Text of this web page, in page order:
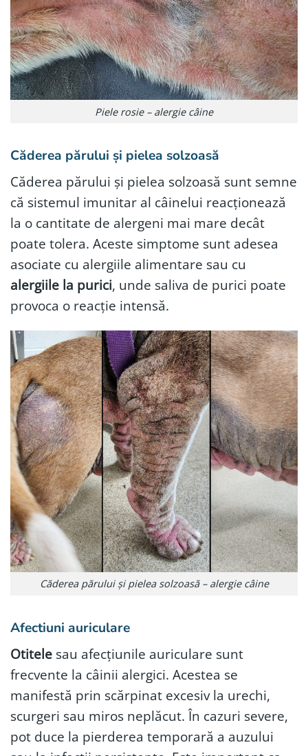
Piele rosie – alergie câine
Căderea părului și pielea solzoasă
Căderea părului și pielea solzoasă sunt semne
că sistemul imunitar al câinelui reacționează
la o cantitate de alergeni mai mare decât
poate tolera. Aceste simptome sunt adesea
asociate cu alergiile alimentare sau cu
alergiile la purici, unde saliva de purici poate
provoca o reacție intensă.
Căderea părului și pielea solzoasă – alergie câine
Afectiuni auriculare
Otitele sau afecțiunile auriculare sunt
frecvente la câinii alergici. Acestea se
manifestă prin scărpinat excesiv la urechi,
scurgeri sau miros neplăcut. În cazuri severe,
pot duce la pierderea temporară a auzului